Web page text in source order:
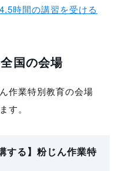
時間の講習を受ける
国の会場
作業特別教育の会場
す。
する】粉じん作業特